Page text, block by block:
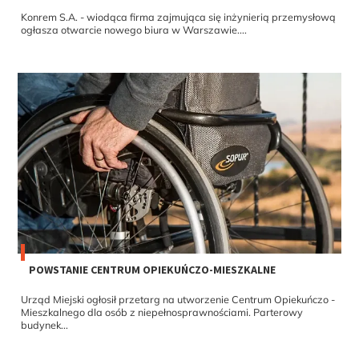
Konrem S.A. - wiodąca firma zajmująca się inżynierią przemysłową
ogłasza otwarcie nowego biura w Warszawie....
POWSTANIE CENTRUM OPIEKUŃCZO-MIESZKALNE
Urząd Miejski ogłosił przetarg na utworzenie Centrum Opiekuńczo -
Mieszkalnego dla osób z niepełnosprawnościami. Parterowy
budynek...